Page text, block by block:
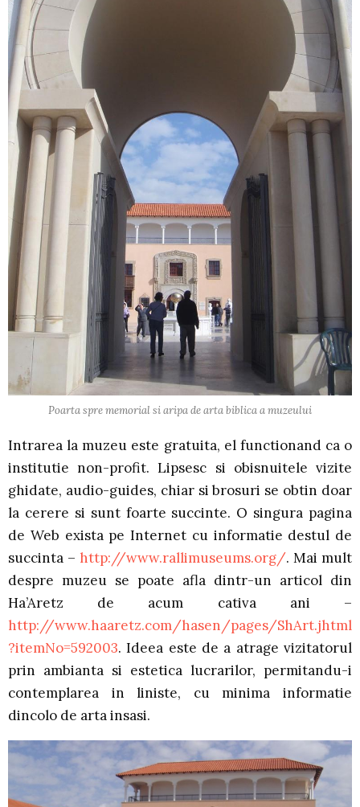
Poarta spre memorial si aripa de arta biblica a muzeului
Intrarea la muzeu este gratuita, el functionand ca o
institutie non-profit. Lipsesc si obisnuitele vizite
ghidate, audio-guides, chiar si brosuri se obtin doar
la cerere si sunt foarte succinte. O singura pagina
de Web exista pe Internet cu informatie destul de
succinta – http://www.rallimuseums.org/. Mai mult
despre muzeu se poate afla dintr-un articol din
Ha’Aretz de acum cativa ani –
http://www.haaretz.com/hasen/pages/ShArt.jhtml
?itemNo=592003. Ideea este de a atrage vizitatorul
prin ambianta si estetica lucrarilor, permitandu-i
contemplarea in liniste, cu minima informatie
dincolo de arta insasi.